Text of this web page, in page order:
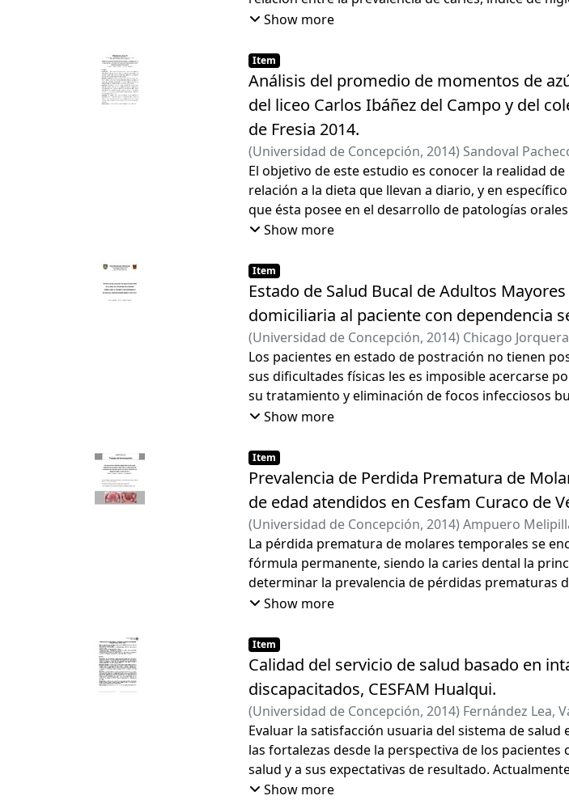
meses de la población Pedro del Río Zañartu,
Show more
Item
Análisis del promedio de momentos de
del liceo Carlos Ibáñez del Campo y del
de Fresia 2014.
(Universidad de Concepción, 2014) Sandoval
Fernando; Jouannet Brintrup, Jean Pierre
El objetivo de este estudio es conocer la realidad
relación a la dieta que llevan a diario, y en
que ésta posee en el desarrollo de patologías
Show more
Item
Estado de Salud Bucal de Adultos
domiciliaria al paciente con dependencia
(Universidad de Concepción, 2014) Chicago
Achurra Cofré, María Jesús
Los pacientes en estado de postración no tienen
sus dificultades físicas les es imposible acercarse
su tratamiento y eliminación de focos infecciosos
en su salud general.
Show more
Item
Prevalencia de Perdida Prematura de
de edad atendidos en Cesfam Curaco de
(Universidad de Concepción, 2014) Ampuero
Alejandra; Zamora, Estefania
La pérdida prematura de molares temporales se
fórmula permanente, siendo la caries dental la
determinar la prevalencia de pérdidas prematuras
edad, de la comuna de Curaco de Vélez, Chiloé.
Show more
Item
Calidad del servicio de salud basado en
discapacitados, CESFAM Hualqui.
(Universidad de Concepción, 2014) Fernández Lea,
Cristóbal; Oliva Parra, Clara del Carmen;Araya
Evaluar la satisfacción usuaria del sistema de
las fortalezas desde la perspectiva de los
salud y a sus expectativas de resultado.
usuaria basada en intangibles, y menos de los
Show more